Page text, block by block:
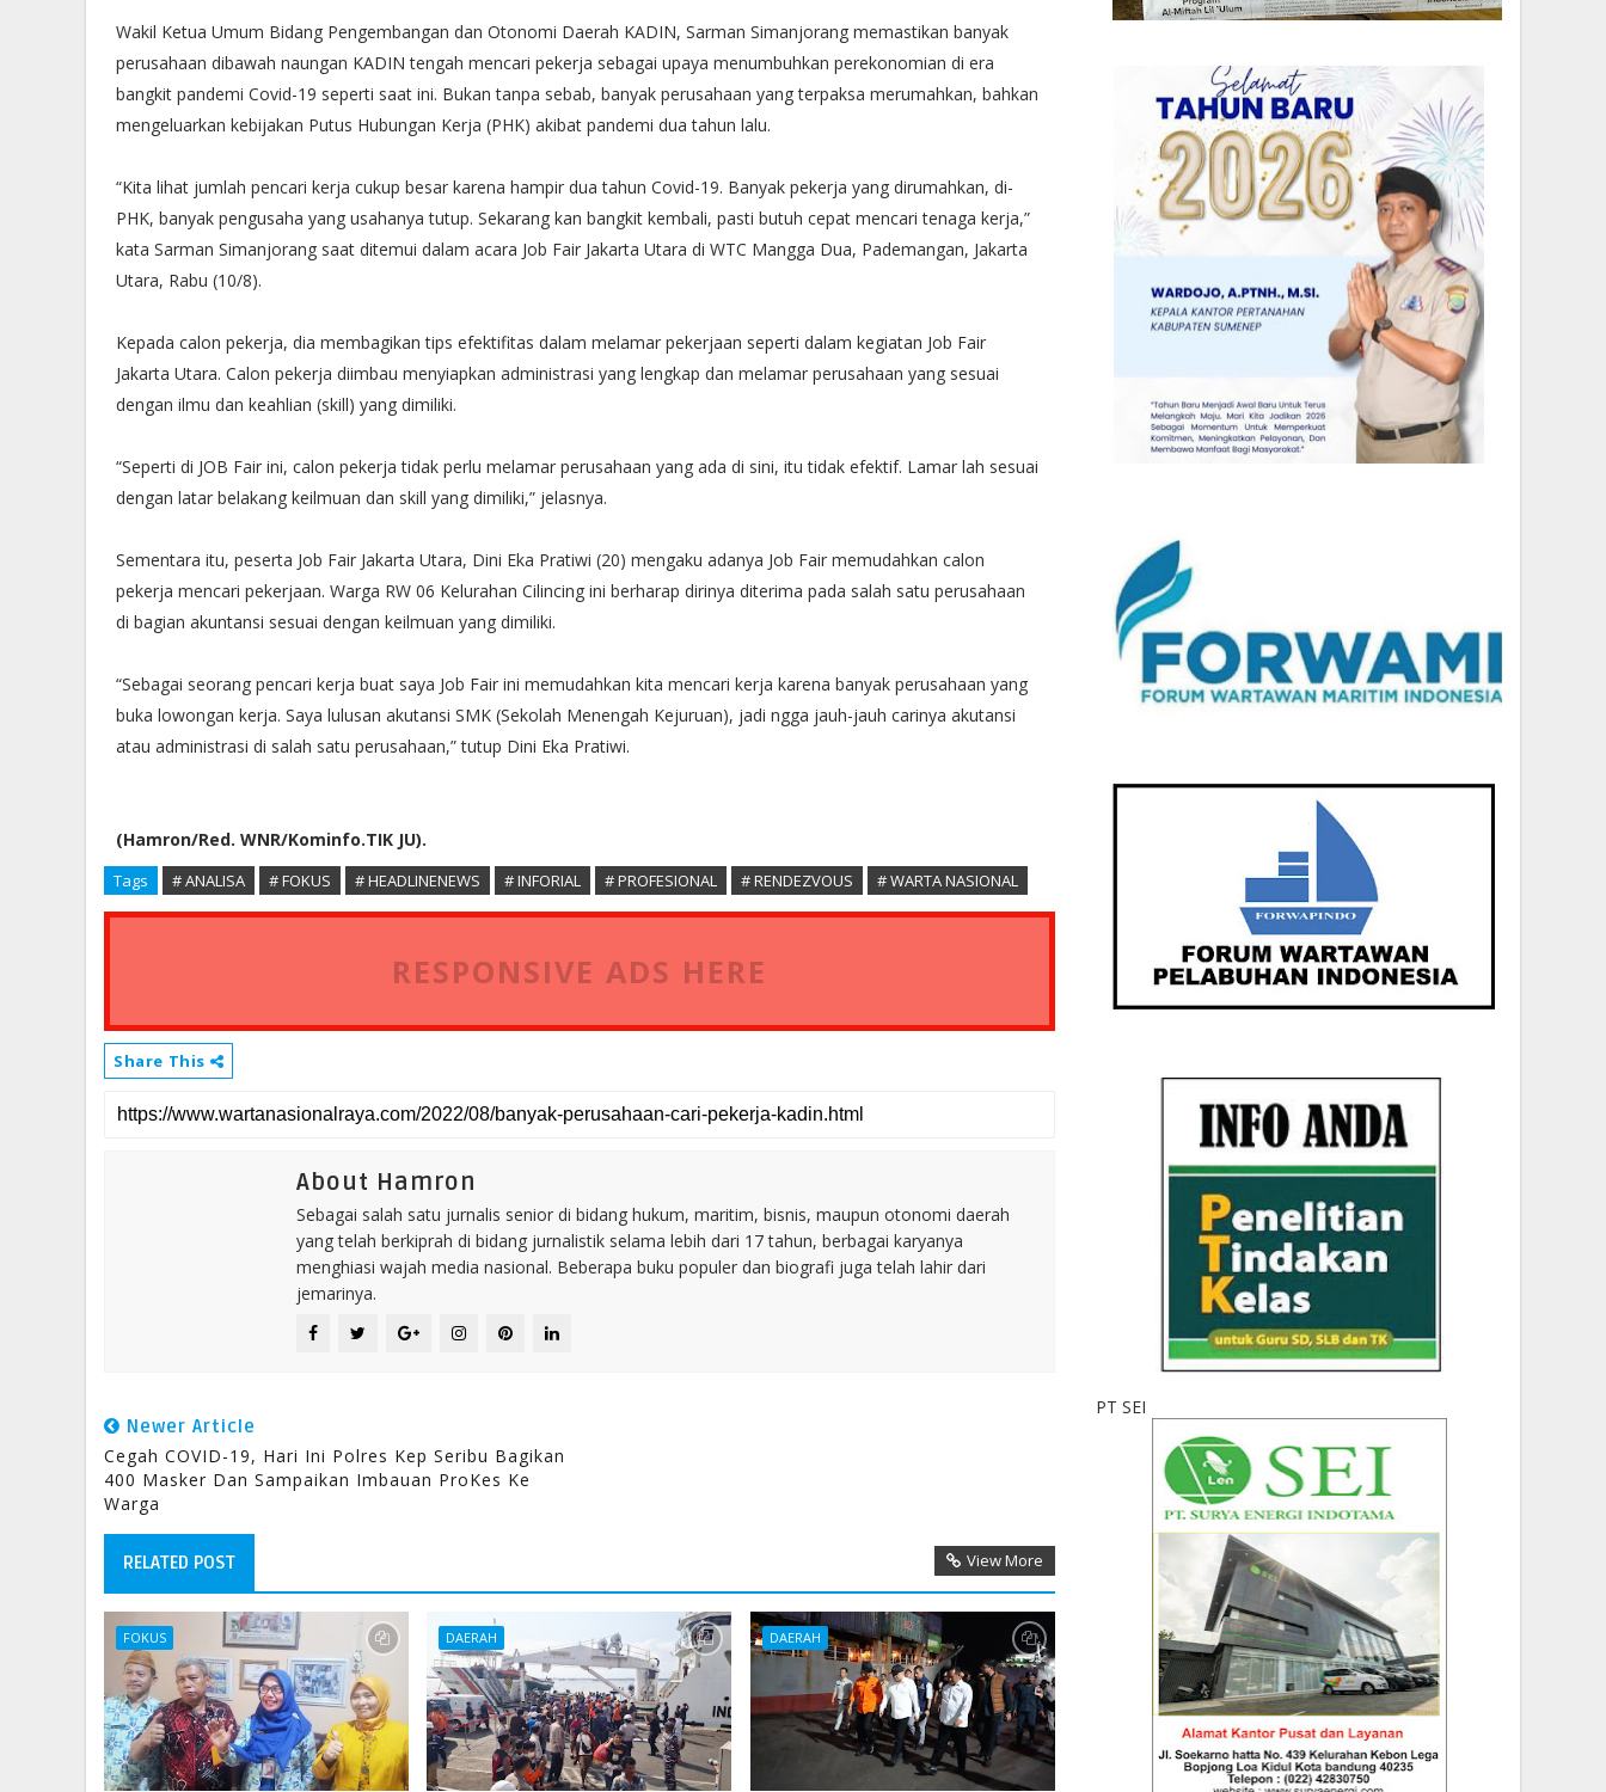
Wakil Ketua Umum Bidang Pengembangan dan Otonomi Daerah KADIN, Sarman Simanjorang memastikan banyak
perusahaan dibawah naungan KADIN tengah mencari pekerja sebagai upaya menumbuhkan perekonomian di era
bangkit pandemi Covid-19 seperti saat ini. Bukan tanpa sebab, banyak perusahaan yang terpaksa merumahkan, bahkan
mengeluarkan kebijakan Putus Hubungan Kerja (PHK) akibat pandemi dua tahun lalu.
“Kita lihat jumlah pencari kerja cukup besar karena hampir dua tahun Covid-19. Banyak pekerja yang dirumahkan, di-
PHK, banyak pengusaha yang usahanya tutup. Sekarang kan bangkit kembali, pasti butuh cepat mencari tenaga kerja,”
kata Sarman Simanjorang saat ditemui dalam acara Job Fair Jakarta Utara di WTC Mangga Dua, Pademangan, Jakarta
Utara, Rabu (10/8).
Kepada calon pekerja, dia membagikan tips efektifitas dalam melamar pekerjaan seperti dalam kegiatan Job Fair
Jakarta Utara. Calon pekerja diimbau menyiapkan administrasi yang lengkap dan melamar perusahaan yang sesuai
dengan ilmu dan keahlian (skill) yang dimiliki.
“Seperti di JOB Fair ini, calon pekerja tidak perlu melamar perusahaan yang ada di sini, itu tidak efektif. Lamar lah sesuai
dengan latar belakang keilmuan dan skill yang dimiliki,” jelasnya.
Sementara itu, peserta Job Fair Jakarta Utara, Dini Eka Pratiwi (20) mengaku adanya Job Fair memudahkan calon
pekerja mencari pekerjaan. Warga RW 06 Kelurahan Cilincing ini berharap dirinya diterima pada salah satu perusahaan
di bagian akuntansi sesuai dengan keilmuan yang dimiliki.
“Sebagai seorang pencari kerja buat saya Job Fair ini memudahkan kita mencari kerja karena banyak perusahaan yang
buka lowongan kerja. Saya lulusan akutansi SMK (Sekolah Menengah Kejuruan), jadi ngga jauh-jauh carinya akutansi
atau administrasi di salah satu perusahaan,” tutup Dini Eka Pratiwi.
(Hamron/Red. WNR/Kominfo.TIK JU).
Tags # ANALISA # FOKUS # HEADLINENEWS # INFORIAL # PROFESIONAL # RENDEZVOUS # WARTA NASIONAL
RESPONSIVE ADS HERE
Share This
About Hamron
Sebagai salah satu jurnalis senior di bidang hukum, maritim, bisnis, maupun otonomi daerah
yang telah berkiprah di bidang jurnalistik selama lebih dari 17 tahun, berbagai karyanya
menghiasi wajah media nasional. Beberapa buku populer dan biografi juga telah lahir dari
jemarinya.
Newer Article
Cegah COVID-19, Hari Ini Polres Kep Seribu Bagikan
400 Masker Dan Sampaikan Imbauan ProKes Ke
Warga
RELATED POST View More
FOKUS DAERAH DAERAH
PT SEI